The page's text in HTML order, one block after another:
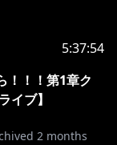
5:37:54
！！！第1章ク
イブ】
2 months